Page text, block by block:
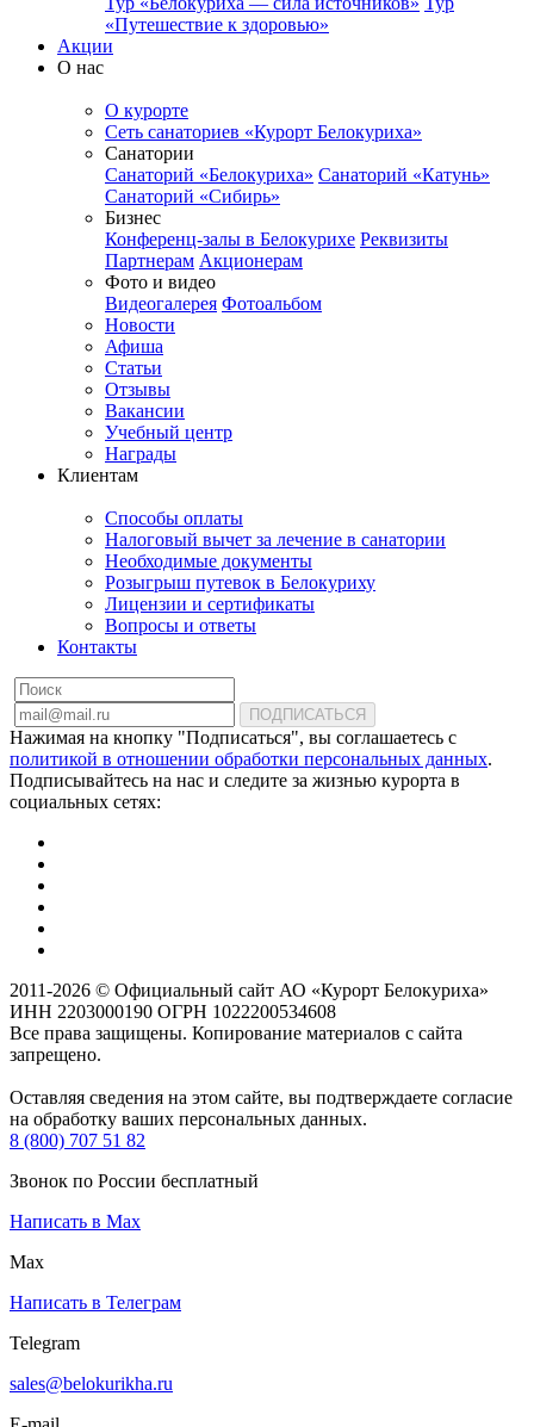
«Путешествие к здоровью»
Акции
О нас
О курорте
Сеть санаториев «Курорт Белокуриха»
Санатории
Санаторий «Белокуриха» Санаторий «Катунь»
Санаторий «Сибирь»
Бизнес
Конференц-залы в Белокурихе Реквизиты
Партнерам Акционерам
Фото и видео
Видеогалерея Фотоальбом
Новости
Афиша
Статьи
Отзывы
Вакансии
Учебный центр
Награды
Клиентам
Способы оплаты
Налоговый вычет за лечение в санатории
Необходимые документы
Розыгрыш путевок в Белокуриху
Лицензии и сертификаты
Вопросы и ответы
Контакты
ПОДПИСАТЬСЯ
Нажимая на кнопку "Подписаться", вы соглашаетесь с
политикой в отношении обработки персональных данных.
Подписывайтесь на нас и следите за жизнью курорта в
социальных сетях:
2011-2026 © Официальный сайт АО «Курорт Белокуриха»
ИНН 2203000190 ОГРН 1022200534608
Все права защищены. Копирование материалов с сайта
запрещено.
Оставляя сведения на этом сайте, вы подтверждаете согласие
на обработку ваших персональных данных.
8 (800) 707 51 82
Звонок по России бесплатный
Написать в Max
Max
Написать в Телеграм
Telegram
sales@belokurikha.ru